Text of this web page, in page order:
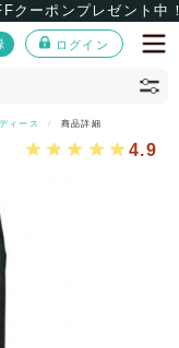
クーポンプレゼント中
ログイン
ィース 商品詳細
4.9